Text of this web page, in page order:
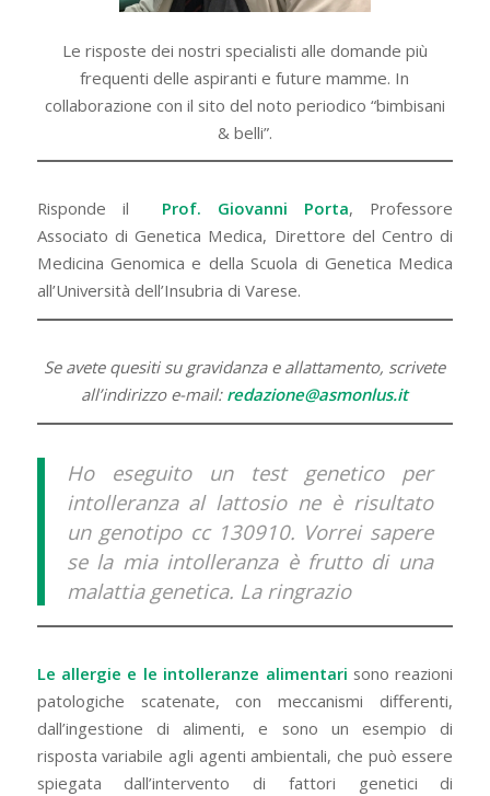
Le risposte dei nostri specialisti alle domande più
frequenti delle aspiranti e future mamme. In
collaborazione con il sito del noto periodico “bimbisani
& belli”.
Risponde il Prof. Giovanni Porta, Professore
Associato di Genetica Medica, Direttore del Centro di
Medicina Genomica e della Scuola di Genetica Medica
all’Università dell’Insubria di Varese.
Se avete quesiti su gravidanza e allattamento, scrivete
all’indirizzo e-mail: redazione@asmonlus.it
Ho eseguito un test genetico per
intolleranza al lattosio ne è risultato
un genotipo cc 130910. Vorrei sapere
se la mia intolleranza è frutto di una
malattia genetica. La ringrazio
Le allergie e le intolleranze alimentari sono reazioni
patologiche scatenate, con meccanismi differenti,
dall’ingestione di alimenti, e sono un esempio di
risposta variabile agli agenti ambientali, che può essere
spiegata dall’intervento di fattori genetici di